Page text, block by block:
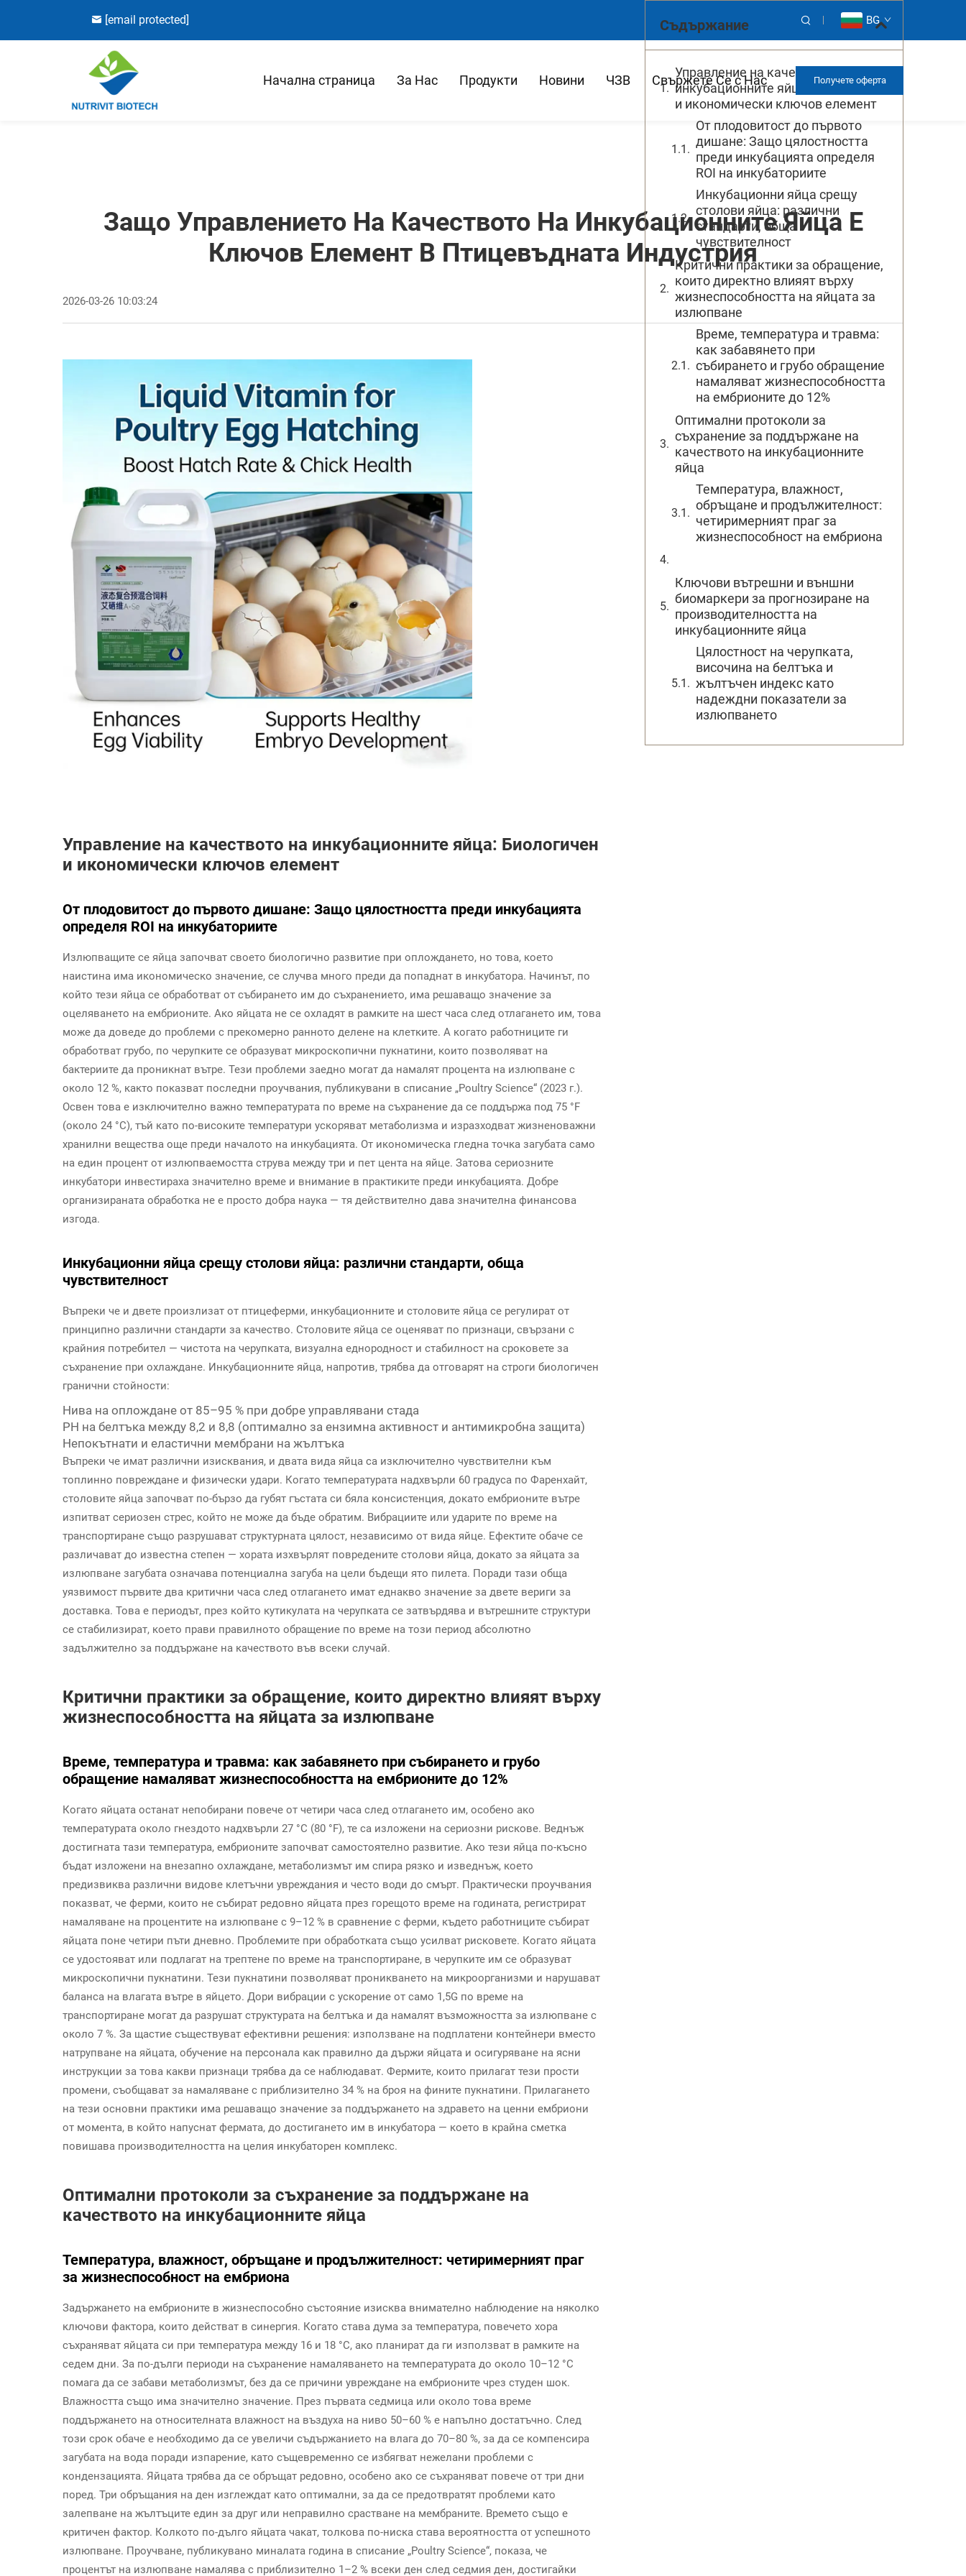
[email protected] BG
Начална страница За Нас Продукти Новини ЧЗВ Свържете Се с Нас Получете оферта
Защо Управлението На Качеството На Инкубационните Яйца Е
Ключов Елемент В Птицевъдната Индустрия
2026-03-26 10:03:24
Управление на качеството на инкубационните яйца: Биологичен
и икономически ключов елемент
От плодовитост до първото дишане: Защо цялостността преди инкубацията
определя ROI на инкубаториите
Излюпващите се яйца започват своето биологично развитие при оплождането, но това, което
наистина има икономическо значение, се случва много преди да попаднат в инкубатора. Начинът, по
който тези яйца се обработват от събирането им до съхранението, има решаващо значение за
оцеляването на ембрионите. Ако яйцата не се охладят в рамките на шест часа след отлагането им, това
може да доведе до проблеми с прекомерно ранното делене на клетките. А когато работниците ги
обработват грубо, по черупките се образуват микроскопични пукнатини, които позволяват на
бактериите да проникнат вътре. Тези проблеми заедно могат да намалят процента на излюпване с
около 12 %, както показват последни проучвания, публикувани в списание „Poultry Science“ (2023 г.).
Освен това е изключително важно температурата по време на съхранение да се поддържа под 75 °F
(около 24 °C), тъй като по-високите температури ускоряват метаболизма и изразходват жизненоважни
хранилни вещества още преди началото на инкубацията. От икономическа гледна точка загубата само
на един процент от излюпваемостта струва между три и пет цента на яйце. Затова сериозните
инкубатори инвестираха значително време и внимание в практиките преди инкубацията. Добре
организираната обработка не е просто добра наука — тя действително дава значителна финансова
изгода.
Инкубационни яйца срещу столови яйца: различни стандарти, обща
чувствителност
Въпреки че и двете произлизат от птицеферми, инкубационните и столовите яйца се регулират от
принципно различни стандарти за качество. Столовите яйца се оценяват по признаци, свързани с
крайния потребител — чистота на черупката, визуална еднородност и стабилност на сроковете за
съхранение при охлаждане. Инкубационните яйца, напротив, трябва да отговарят на строги биологичен
гранични стойности:
Нива на оплождане от 85–95 % при добре управлявани стада
PH на белтъка между 8,2 и 8,8 (оптимално за ензимна активност и антимикробна защита)
Непокътнати и еластични мембрани на жълтъка
Въпреки че имат различни изисквания, и двата вида яйца са изключително чувствителни към
топлинно повреждане и физически удари. Когато температурата надхвърли 60 градуса по Фаренхайт,
столовите яйца започват по-бързо да губят гъстата си бяла консистенция, докато ембрионите вътре
изпитват сериозен стрес, който не може да бъде обратим. Вибрациите или ударите по време на
транспортиране също разрушават структурната цялост, независимо от вида яйце. Ефектите обаче се
различават до известна степен — хората изхвърлят повредените столови яйца, докато за яйцата за
излюпване загубата означава потенциална загуба на цели бъдещи ято пилета. Поради тази обща
уязвимост първите два критични часа след отлагането имат еднакво значение за двете вериги за
доставка. Това е периодът, през който кутикулата на черупката се затвърдява и вътрешните структури
се стабилизират, което прави правилното обращение по време на този период абсолютно
задължително за поддържане на качеството във всеки случай.
Критични практики за обращение, които директно влияят върху
жизнеспособността на яйцата за излюпване
Време, температура и травма: как забавянето при събирането и грубо
обращение намаляват жизнеспособността на ембрионите до 12%
Когато яйцата останат непобирани повече от четири часа след отлагането им, особено ако
температурата около гнездото надхвърли 27 °C (80 °F), те са изложени на сериозни рискове. Веднъж
достигната тази температура, ембрионите започват самостоятелно развитие. Ако тези яйца по-късно
бъдат изложени на внезапно охлаждане, метаболизмът им спира рязко и изведнъж, което
предизвиква различни видове клетъчни увреждания и често води до смърт. Практически проучвания
показват, че ферми, които не събират редовно яйцата през горещото време на годината, регистрират
намаляване на процентите на излюпване с 9–12 % в сравнение с ферми, където работниците събират
яйцата поне четири пъти дневно. Проблемите при обработката също усилват рисковете. Когато яйцата
се удостояват или подлагат на трептене по време на транспортиране, в черупките им се образуват
микроскопични пукнатини. Тези пукнатини позволяват проникването на микроорганизми и нарушават
баланса на влагата вътре в яйцето. Дори вибрации с ускорение от само 1,5G по време на
транспортиране могат да разрушат структурата на белтъка и да намалят възможността за излюпване с
около 7 %. За щастие съществуват ефективни решения: използване на подплатени контейнери вместо
натрупване на яйцата, обучение на персонала как правилно да държи яйцата и осигуряване на ясни
инструкции за това какви признаци трябва да се наблюдават. Фермите, които прилагат тези прости
промени, съобщават за намаляване с приблизително 34 % на броя на фините пукнатини. Прилагането
на тези основни практики има решаващо значение за поддържането на здравето на ценни ембриони
от момента, в който напуснат фермата, до достигането им в инкубатора — което в крайна сметка
повишава производителността на целия инкубаторен комплекс.
Оптимални протоколи за съхранение за поддържане на
качеството на инкубационните яйца
Температура, влажност, обръщане и продължителност: четиримерният праг
за жизнеспособност на ембриона
Задържането на ембрионите в жизнеспособно състояние изисква внимателно наблюдение на няколко
ключови фактора, които действат в синергия. Когато става дума за температура, повечето хора
съхраняват яйцата си при температура между 16 и 18 °C, ако планират да ги използват в рамките на
седем дни. За по-дълги периоди на съхранение намаляването на температурата до около 10–12 °C
помага да се забави метаболизмът, без да се причини увреждане на ембрионите чрез студен шок.
Влажността също има значително значение. През първата седмица или около това време
поддържането на относителната влажност на въздуха на ниво 50–60 % е напълно достатъчно. След
този срок обаче е необходимо да се увеличи съдържанието на влага до 70–80 %, за да се компенсира
загубата на вода поради изпарение, като същевременно се избягват нежелани проблеми с
кондензацията. Яйцата трябва да се обръщат редовно, особено ако се съхраняват повече от три дни
поред. Три обръщания на ден изглеждат като оптимални, за да се предотвратят проблеми като
залепване на жълтъците един за друг или неправилно срастване на мембраните. Времето също е
критичен фактор. Колкото по-дълго яйцата чакат, толкова по-ниска става вероятността от успешното
излюпване. Проучване, публикувано миналата година в списание „Poultry Science“, показа, че
процентът на излюпване намалява с приблизително 1–2 % всеки ден след седмия ден, достигайки
Съдържание
Управление на качеството на
инкубационните яйца: Биологичен
и икономически ключов елемент
От плодовитост до първото
дишане: Защо цялостността
преди инкубацията определя
ROI на инкубаториите
Инкубационни яйца срещу
столови яйца: различни
стандарти, обща
чувствителност
Критични практики за обращение,
които директно влияят върху
жизнеспособността на яйцата за
излюпване
Време, температура и травма:
как забавянето при
събирането и грубо обращение
намаляват жизнеспособността
на ембрионите до 12%
Оптимални протоколи за
съхранение за поддържане на
качеството на инкубационните
яйца
Температура, влажност,
обръщане и продължителност:
четиримерният праг за
жизнеспособност на ембриона
Ключови вътрешни и външни
биомаркери за прогнозиране на
производителността на
инкубационните яйца
Цялостност на черупката,
височина на белтъка и
жълтъчен индекс като
надеждни показатели за
излюпването